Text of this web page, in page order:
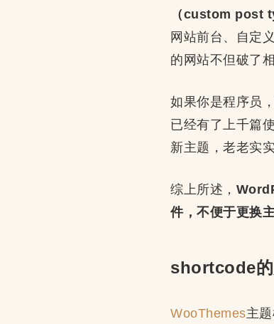
（custom post
网站前台、自定
的网站不但破了
如果你是程序员
已经有了上千篇
新主题，老老实
综上所述，
件，不便于更换
shortcode
WooThemes主